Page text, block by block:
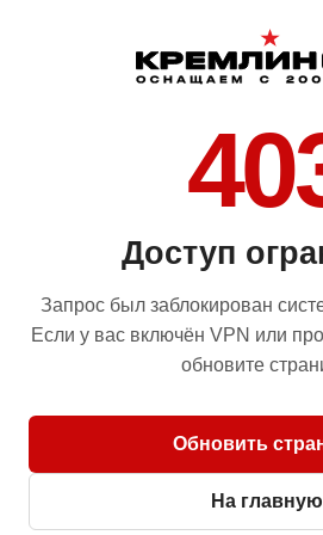
Доступ
Запрос был заблокирован
Если у вас включён VPN или
обновите
Обновить
На главную